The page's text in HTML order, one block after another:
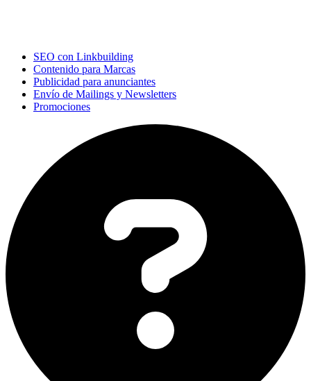
SEO con Linkbuilding
Contenido para Marcas
Publicidad para anunciantes
Envío de Mailings y Newsletters
Promociones